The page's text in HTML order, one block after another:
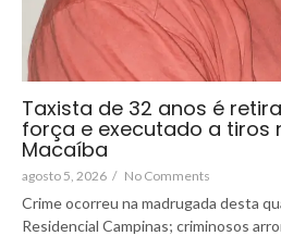
Taxista de 32 anos é
força e executado a tiros
Macaíba
agosto 5, 2026 / No Comments
Crime ocorreu na madrugada desta
Residencial Campinas; criminosos